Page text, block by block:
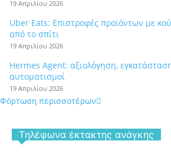
19 Απριλίου 2026
Uber Eats: Επιστροφές προϊόντων με
από το σπίτι
19 Απριλίου 2026
Hermes Agent: αξιολόγηση,
αυτοματισμοί
19 Απριλίου 2026
Φόρτωση περισσοτέρων
Tηλέφωνα έκτακτης ανάγκης